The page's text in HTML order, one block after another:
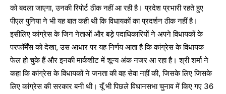
को बदला जाएगा, उनकी रिपोर्ट ठीक नहीं आ रही है। प्रदेश प्रभारी रहते हुए
पीएल पुनिया ने भी यह बात कही थी कि विधायकों का प्रदर्शन ठीक नहीं है।
इसीलिए कांग्रेस के जिन नेताओं और बड़े पदाधिकारियों ने अपने विधायकों के
परफॉर्मेंस को देखा, उस आधार पर यह निर्णय आता है कि कांग्रेस के विधायक
फेल हो चुके हैं और इनकी मार्कशीट में शून्य अंक नजर आ रहा है। श्री शर्मा ने
कहा कि कांग्रेस के विधायकों ने जनता की वह सेवा नहीं की, जिसके लिए जिसके
लिए कांग्रेस की सरकार बनी थी। यूँ भी पिछले विधानसभा चुनाव में किए गए 36